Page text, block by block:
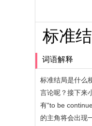
标准
词语解释
标准结局是什么
言论呢？接下来
有“to be
的主角将会出现